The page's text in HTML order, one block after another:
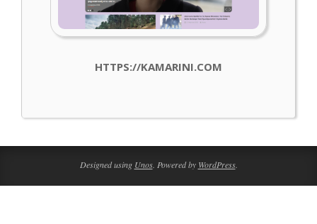
HTTPS://KAMARINI.COM
Designed using Unos. Powered by WordPress.